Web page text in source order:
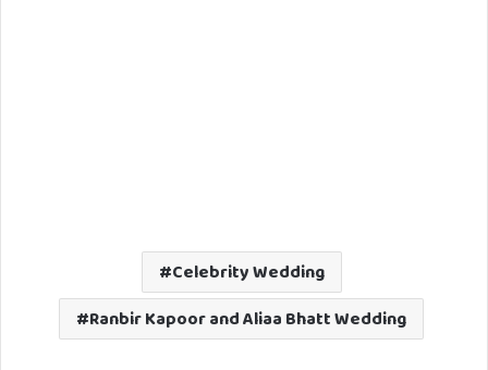
Celebrity Wedding
Ranbir Kapoor and Aliaa Bhatt Wedding